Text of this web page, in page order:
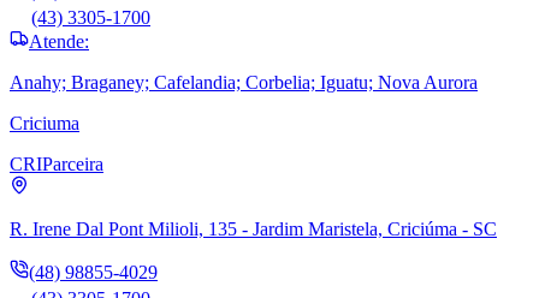
(43) 3305-1700
Atende:
Anahy; Braganey; Cafelandia; Corbelia; Iguatu; Nova Aurora
Criciuma
CRIParceira
R. Irene Dal Pont Milioli, 135 - Jardim Maristela, Criciúma - SC
(48) 98855-4029